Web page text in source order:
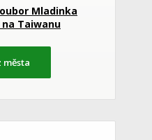
Mladinka
Taiwanu
města